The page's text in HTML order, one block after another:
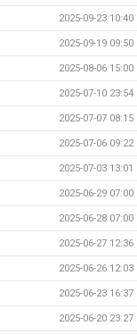
2025-09-23 10:40
2025-09-19 09:50
2025-08-06 15:00
2025-07-10 23:54
2025-07-07 08:15
2025-07-06 09:22
2025-07-03 13:01
2025-06-29 07:00
2025-06-28 07:00
2025-06-27 12:36
2025-06-26 12:03
2025-06-23 16:37
2025-06-20 23:27